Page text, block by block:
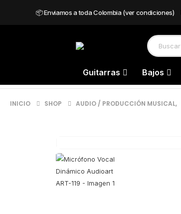
📦 Enviamos a toda Colombia (ver condiciones)
Guitarras Bajos
INICIO SHOP AUDIO / PRODUCCIÓN MUSICAL,